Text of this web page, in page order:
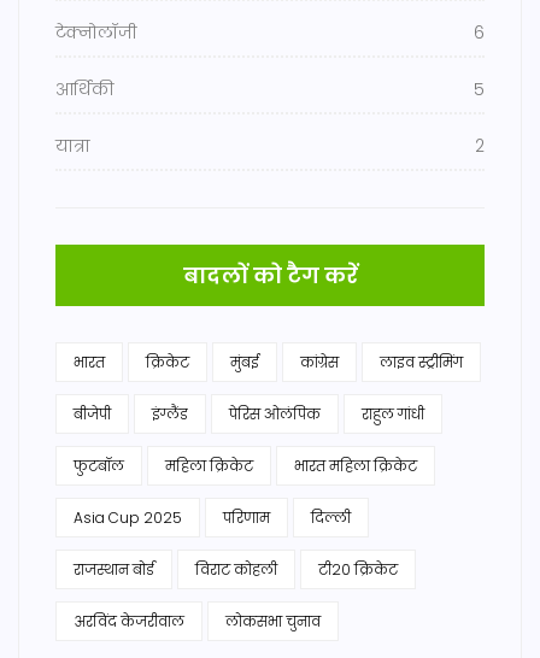
टेक्नोलॉजी 6
आर्थिकी 5
यात्रा 2
बादलों को टैग करें
भारत क्रिकेट मुंबई कांग्रेस लाइव स्ट्रीमिंग
बीजेपी इंग्लैंड पेरिस ओलंपिक राहुल गांधी
फुटबॉल महिला क्रिकेट भारत महिला क्रिकेट
Asia Cup 2025 परिणाम दिल्ली
राजस्थान बोर्ड विराट कोहली टी20 क्रिकेट
अरविंद केजरीवाल लोकसभा चुनाव